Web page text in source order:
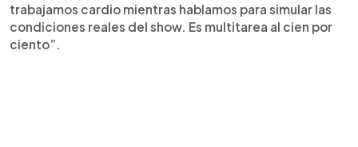
trabajamos cardio mientras hablamos para simular las
condiciones reales del show. Es multitarea al cien por
ciento”.